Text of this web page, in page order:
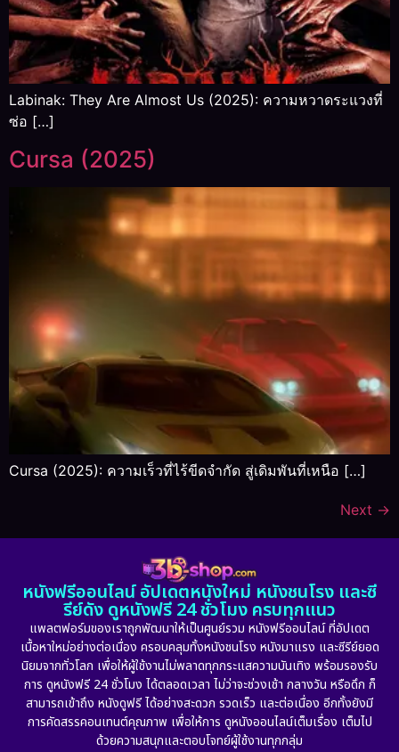
Labinak: They Are Almost Us (2025): ความหวาดระแวงที่
ซ่อ […]
Cursa (2025)
Cursa (2025): ความเร็วที่ไร้ขีดจำกัด สู่เดิมพันที่เหนือ […]
Next →
หนังฟรีออนไลน์ อัปเดตหนังใหม่ หนังชนโรง และซี
รีย์ดัง ดูหนังฟรี 24 ชั่วโมง ครบทุกแนว
แพลตฟอร์มของเราถูกพัฒนาให้เป็นศูนย์รวม หนังฟรีออนไลน์ ที่อัปเดต
เนื้อหาใหม่อย่างต่อเนื่อง ครอบคลุมทั้งหนังชนโรง หนังมาแรง และซีรีย์ยอด
นิยมจากทั่วโลก เพื่อให้ผู้ใช้งานไม่พลาดทุกกระแสความบันเทิง พร้อมรองรับ
การ ดูหนังฟรี 24 ชั่วโมง ได้ตลอดเวลา ไม่ว่าจะช่วงเช้า กลางวัน หรือดึก ก็
สามารถเข้าถึง หนังดูฟรี ได้อย่างสะดวก รวดเร็ว และต่อเนื่อง อีกทั้งยังมี
การคัดสรรคอนเทนต์คุณภาพ เพื่อให้การ ดูหนังออนไลน์เต็มเรื่อง เต็มไป
ด้วยความสนุกและตอบโจทย์ผู้ใช้งานทุกกลุ่ม